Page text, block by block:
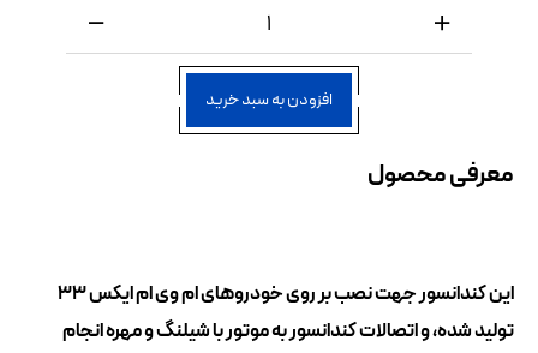
افزودن به سبد خرید
معرفی محصول
این کندانسور جهت نصب بر روی خودروهای ام وی ام ایکس 33
تولید شده، و اتصالات کندانسور به موتور با شیلنگ و مهره انجام